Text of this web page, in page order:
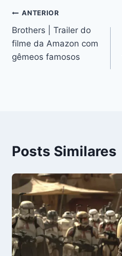
Navegação
de
Post
ANTERIOR
Brothers | Trailer do
filme da Amazon com
gêmeos famosos
Posts Similares